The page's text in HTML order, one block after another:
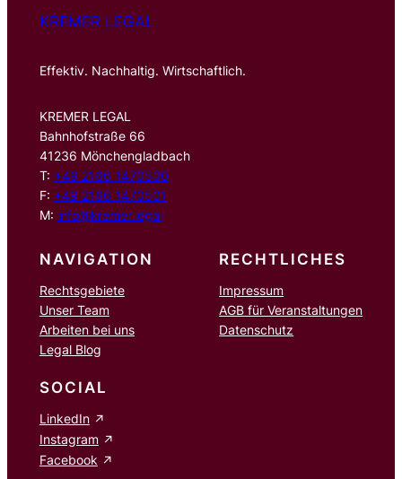
KREMER LEGAL
Effektiv. Nachhaltig. Wirtschaftlich.
KREMER LEGAL
Bahnhofstraße 66
41236 Mönchengladbach
T: +49 2166 1470500
F: +49 2166 1470501
M: info@kremer.legal
NAVIGATION
Rechtsgebiete
Unser Team
Arbeiten bei uns
Legal Blog
RECHTLICHES
Impressum
AGB für Veranstaltungen
Datenschutz
SOCIAL
LinkedIn
Instagram
Facebook